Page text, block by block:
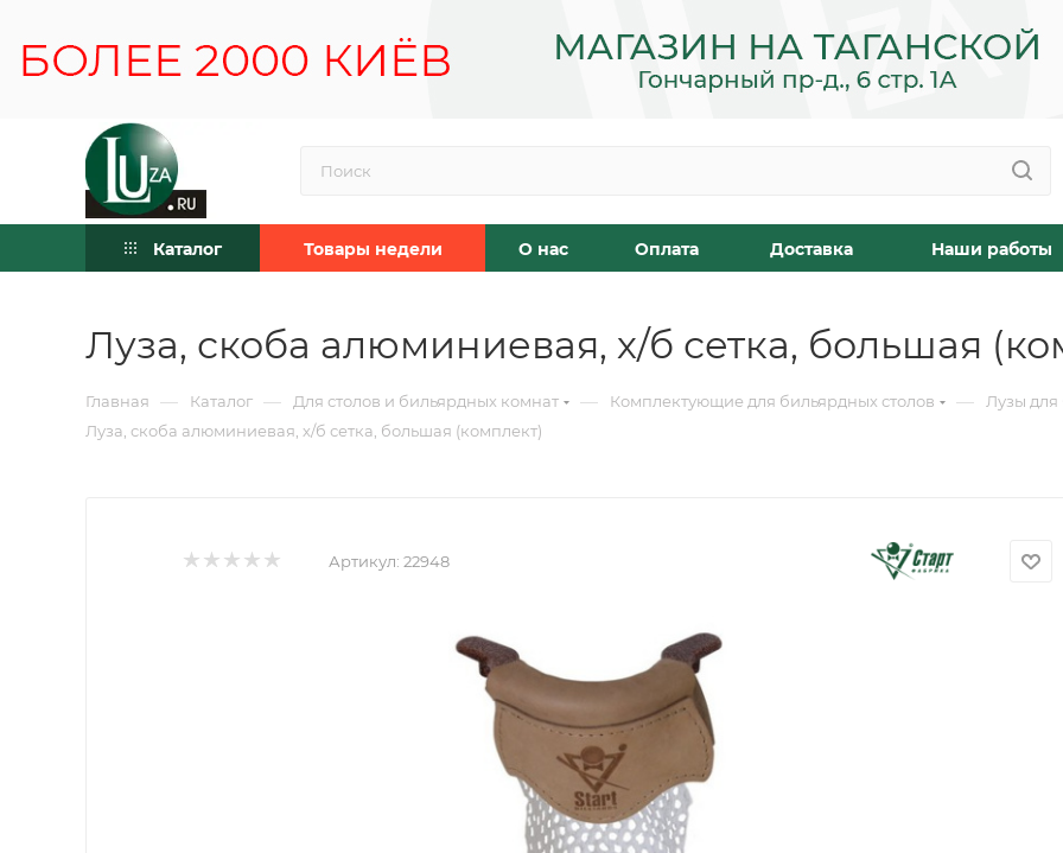
Каталог Товары недели О нас Оплата Доставка Наши работы
Луза, скоба алюминиевая, х/б сетка, большая
Главная — Каталог — Для столов и бильярдных комнат — Комплектующие для бильярдных столов —
Лузы для
Луза, скоба алюминиевая, х/б сетка, большая (комплект)
Артикул: 22948